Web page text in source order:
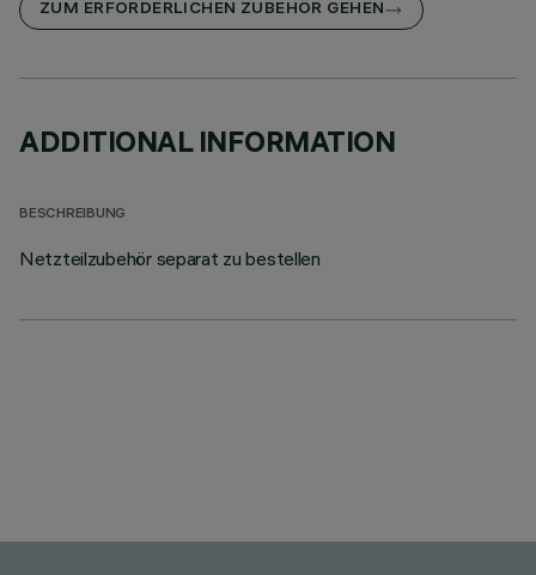
ZUM ERFORDERLICHEN ZUBEHÖR GEHEN
ADDITIONAL INFORMATION
BESCHREIBUNG
Netzteilzubehör separat zu bestellen